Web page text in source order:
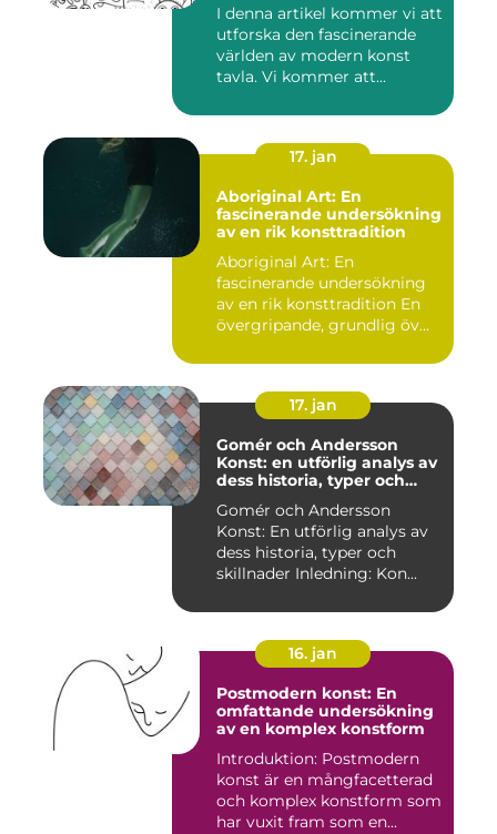
I denna artikel kommer vi att
utforska den fascinerande
världen av modern konst
tavla. Vi kommer att...
17. jan
Aboriginal Art: En
fascinerande undersökning
av en rik konsttradition
Aboriginal Art: En
fascinerande undersökning
av en rik konsttradition En
övergripande, grundlig öv...
17. jan
Gomér och Andersson
Konst: en utförlig analys av
dess historia, typer och
Gomér och Andersson
Konst: En utförlig analys av
dess historia, typer och
skillnader Inledning: Kon...
16. jan
Postmodern konst: En
omfattande undersökning
av en komplex konstform
Introduktion: Postmodern
konst är en mångfacetterad
och komplex konstform som
har vuxit fram som en...